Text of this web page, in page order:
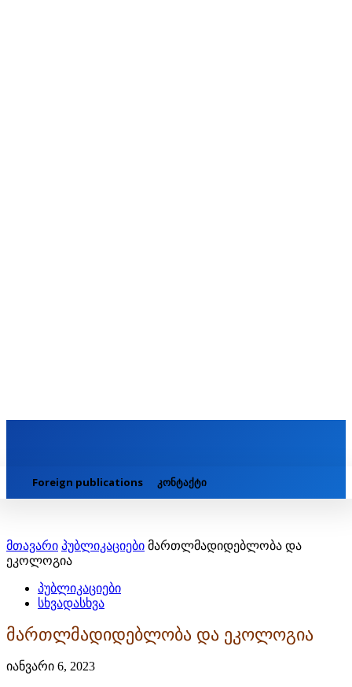
Foreign publications კონტაქტი
მთავარი პუბლიკაციები მართლმადიდებლობა და
ეკოლოგია
პუბლიკაციები
სხვადასხვა
მართლმადიდებლობა და ეკოლოგია
იანვარი 6, 2023